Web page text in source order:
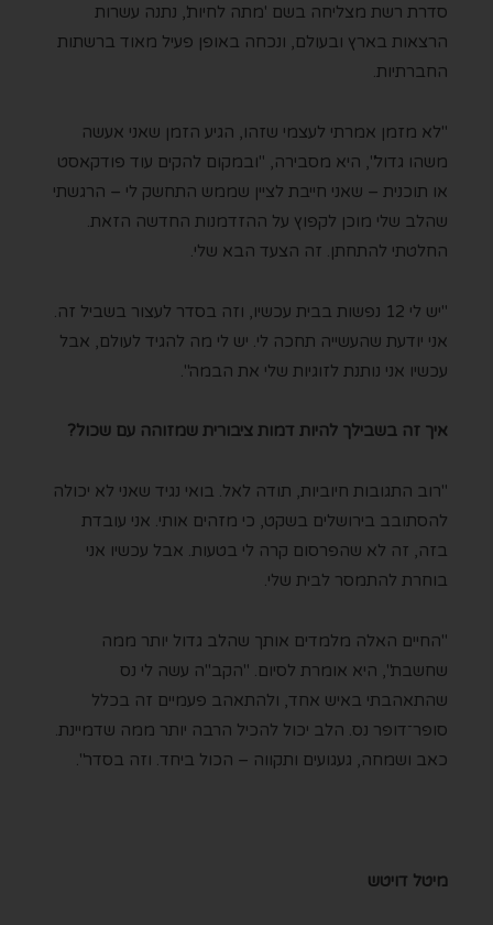
סדרת רשת מצליחה בשם 'מתה לחיות', נתנה עשרות
הרצאות בארץ ובעולם, ונכחה באופן פעיל מאוד ברשתות
החברתיות.
"לא מזמן אמרתי לעצמי שזהו, הגיע הזמן שאני אעשה
משהו גדול", היא מסבירה, "ובמקום להקים עוד פודקאסט
או תוכנית – שאני חייבת לציין שממש התחשק לי – הרגשתי
שהלב שלי מוכן לקפוץ על ההזדמנות החדשה הזאת.
החלטתי להתחתן. זה הצעד הבא שלי.
"יש לי 12 נפשות בבית עכשיו, וזה בסדר לעצור בשביל זה.
אני יודעת שהעשייה תחכה לי. יש לי מה להגיד לעולם, אבל
עכשיו אני נותנת לזוגיות שלי את הבמה".
איך זה בשבילך להיות דמות ציבורית שמזוהה עם שכול?
"רוב התגובות חיוביות, תודה לאל. בואי נגיד שאני לא יכולה
להסתובב בירושלים בשקט, כי מזהים אותי. אני עובדת
בזה, זה לא שהפרסום קרה לי בטעות. אבל עכשיו אני
בוחרת להתמסר לבית שלי.
"החיים האלה מלמדים אותך שהלב גדול יותר ממה
שחשבת", היא אומרת לסיום. "הקב"ה עשה לי נס
שהתאהבתי באיש אחד, ולהתאהב פעמיים זה בכלל
סופר־דופר נס. הלב יכול להכיל הרבה יותר ממה שדמיינת.
כאב ושמחה, געגועים ותקווה – הכול ביחד. וזה בסדר".
מיטל דויטש